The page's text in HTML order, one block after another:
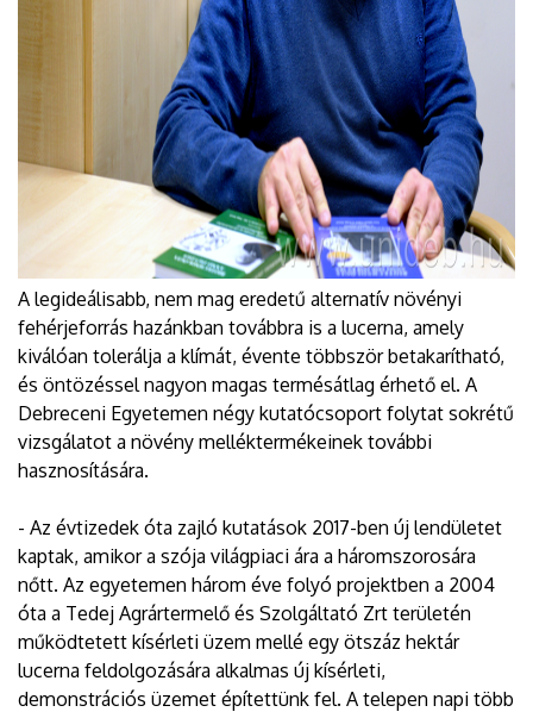
A legideálisabb, nem mag eredetű alternatív növényi
fehérjeforrás hazánkban továbbra is a lucerna, amely
kiválóan tolerálja a klímát, évente többször betakarítható,
és öntözéssel nagyon magas termésátlag érhető el. A
Debreceni Egyetemen négy kutatócsoport folytat sokrétű
vizsgálatot a növény melléktermékeinek további
hasznosítására.
- Az évtizedek óta zajló kutatások 2017-ben új lendületet
kaptak, amikor a szója világpiaci ára a háromszorosára
nőtt. Az egyetemen három éve folyó projektben a 2004
óta a Tedej Agrártermelő és Szolgáltató Zrt területén
működtetett kísérleti üzem mellé egy ötszáz hektár
lucerna feldolgozására alkalmas új kísérleti,
demonstrációs üzemet építettünk fel. A telepen napi több